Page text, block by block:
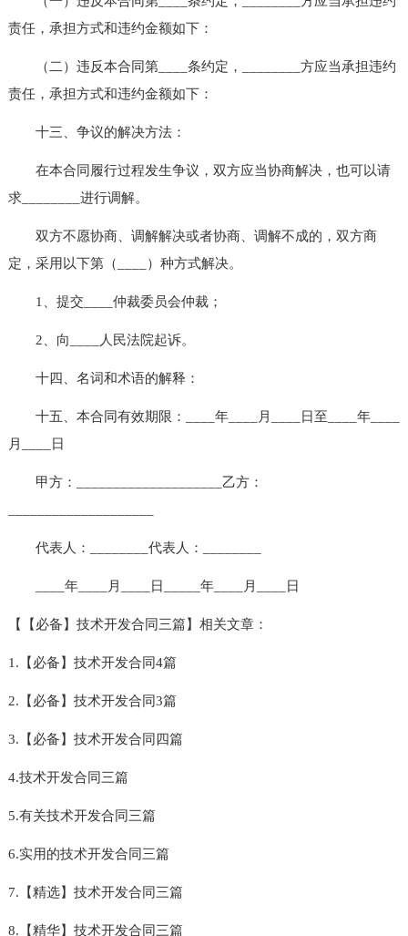
责任，承担方式和违约金额如下：
（二）违反本合同第____条约定，________方应当承担违约
责任，承担方式和违约金额如下：
十三、争议的解决方法：
在本合同履行过程发生争议，双方应当协商解决，也可以请
求________进行调解。
双方不愿协商、调解解决或者协商、调解不成的，双方商
定，采用以下第（____）种方式解决。
1、提交____仲裁委员会仲裁；
2、向____人民法院起诉。
十四、名词和术语的解释：
十五、本合同有效期限：____年____月____日至____年____
月____日
甲方：____________________乙方：
代表人：________代表人：________
____年____月____日_____年____月____日
【【必备】技术开发合同三篇】相关文章：
1.【必备】技术开发合同4篇
2.【必备】技术开发合同3篇
3.【必备】技术开发合同四篇
4.技术开发合同三篇
5.有关技术开发合同三篇
6.实用的技术开发合同三篇
7.【精选】技术开发合同三篇
8.【精华】技术开发合同三篇